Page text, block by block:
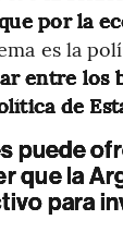
por la
es la
entre los
de
puede
que la
para